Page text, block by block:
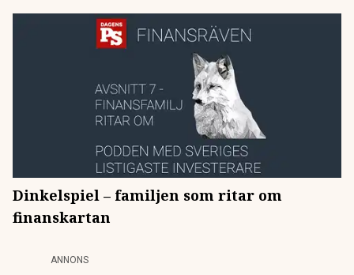
Dinkelspiel – familjen som ritar om
finanskartan
ANNONS